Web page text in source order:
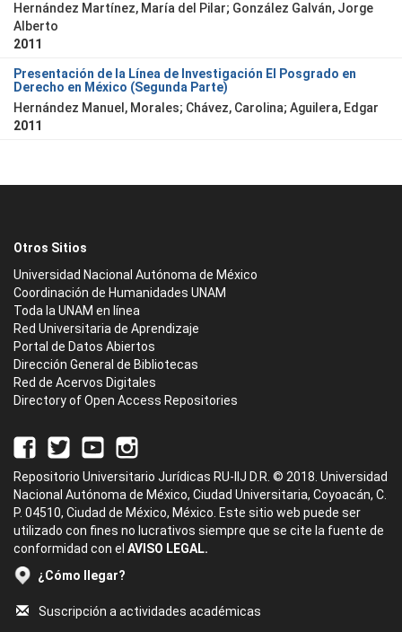
Hernández Martínez, María del Pilar; González Galván, Jorge
Alberto
2011
Presentación de la Línea de Investigación El Posgrado en
Derecho en México (Segunda Parte)
Hernández Manuel, Morales; Chávez, Carolina; Aguilera, Edgar
2011
Otros Sitios
Universidad Nacional Autónoma de México
Coordinación de Humanidades UNAM
Toda la UNAM en línea
Red Universitaria de Aprendizaje
Portal de Datos Abiertos
Dirección General de Bibliotecas
Red de Acervos Digitales
Directory of Open Access Repositories
Repositorio Universitario Jurídicas RU-IIJ D.R. © 2018. Universidad
Nacional Autónoma de México, Ciudad Universitaria, Coyoacán, C.
P. 04510, Ciudad de México, México. Este sitio web puede ser
utilizado con fines no lucrativos siempre que se cite la fuente de
conformidad con el AVISO LEGAL.
¿Cómo llegar?
Suscripción a actividades académicas